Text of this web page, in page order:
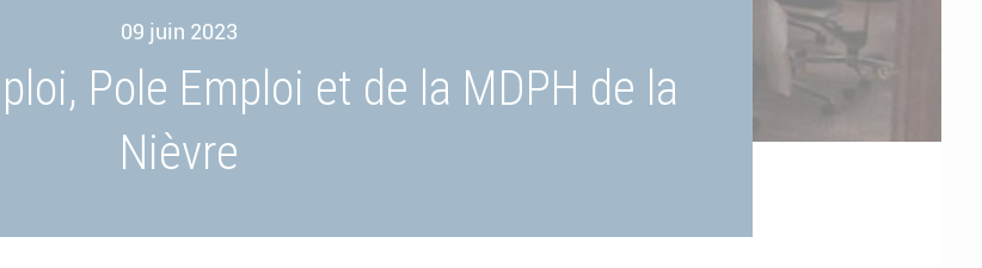
09 juin 2023
Pole Emploi et de la MDPH de la
Nièvre